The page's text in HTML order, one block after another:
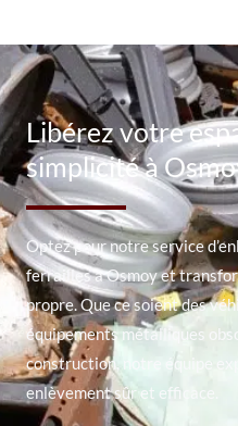
Libérez votre
simplicité à
Optez pour notre service
ferrailles à Osmoy et
propre. Que ce soient des
équipements métalliques
construction, notre équipe
enlèvement sûr et efficace.